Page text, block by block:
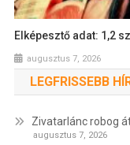
Elképesztő adat: 1,2
augusztus 7, 2026
LEGFRISSEBB
Zivatarlánc robog
augusztus 7, 2026